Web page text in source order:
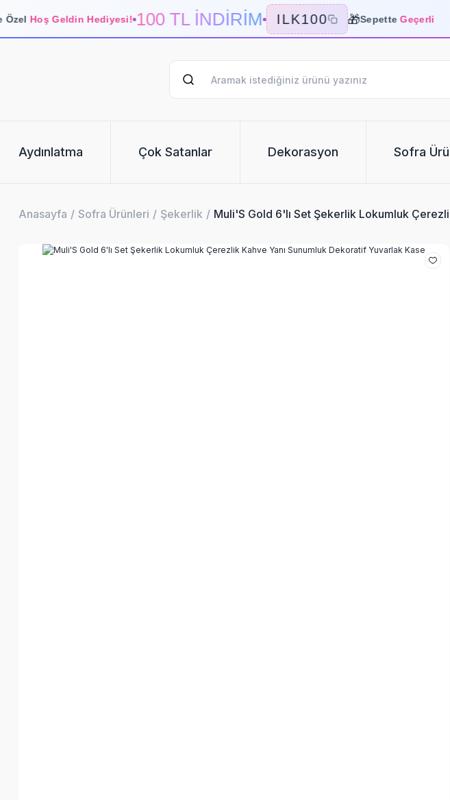
Hoş Geldin Hediyesi! 100 TL İNDİRİM ILK100 🎁SepetteGeçerli
Aydınlatma Çok Satanlar Dekorasyon Sofra
Anasayfa Sofra Ürünleri Şekerlik Muli'S Gold 6'lı Set Şekerlik Lokumluk